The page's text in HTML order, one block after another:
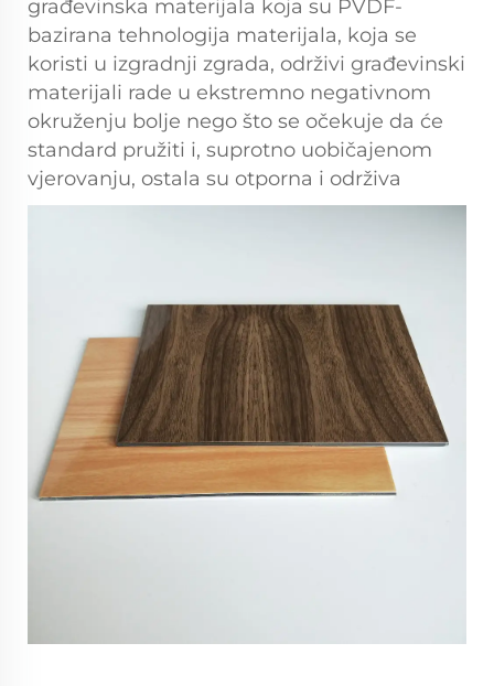
građevinska materijala koja su PVDF-
bazirana tehnologija materijala, koja se
koristi u izgradnji zgrada, održivi građevinski
materijali rade u ekstremno negativnom
okruženju bolje nego što se očekuje da će
standard pružiti i, suprotno uobičajenom
vjerovanju, ostala su otporna i održiva